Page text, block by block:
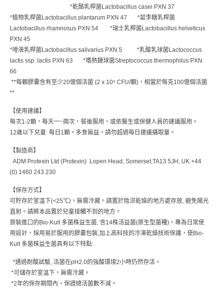
*乾酪乳桿菌 Lactobacillus casei PXN 37
*植物乳桿菌 Lactobacillus plantarum PXN 47 *鼠李糖乳桿菌
Lactobacillus rhamnosus PXN 54 *瑞士乳桿菌 Lactobacillus helveticus
PXN 45
*唾液乳桿菌 Lactobacillus salivarius PXN 5 *乳酸乳球菌 Lactococcus
lactis ssp. lactis PXN 63 *嗜熱鏈球菌Streptococcus thermophilus PXN
66
**每顆膠囊含有至少20億個活菌 (2 x 10⁹ CFU/顆) ，相當於每克100億個活菌
**
【使用建議】
每次1-2顆，每天一~兩次，餐後服用，或依醫生或保健人員的建議服用。
12歲以下兒童: 每日 1顆。多食無益，請勿超過每日建議攝取量。
【製造商】
ADM Protexin Ltd (Protexin) Lopen Head, Somerset,TA13 5JH, UK +44
(0) 1460 243 230
【保存方式】
可貯存於室溫下(<25℃) ，無需冷藏。 請置於陰涼乾燥的地方處存放, 避免陽光
直射。請將本品置於兒童接觸不到的地方。
原裝進口的 Bio-Kult 多菌株益生菌, 含14株活益菌(原生型菌種) 。 專為日常使
用設計，採用易於服用的膠囊包裝,加上高科技的冷凍乾燥技術保護， 使Bio-
Kult 多菌株益生菌具有以下特點:
*通過耐酸試驗, 活菌在pH2.0的強酸環境2小時仍然存活。
*可儲存於室溫下，無需冷藏。
*2年的保存期間內，保證總活菌數不減。